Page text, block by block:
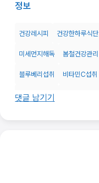
정보
건강레시피 건강한하루식단
미세먼지해독 봄철건강관리
블루베리섭취 비타민C섭취
아보카도영양
댓글 남기기